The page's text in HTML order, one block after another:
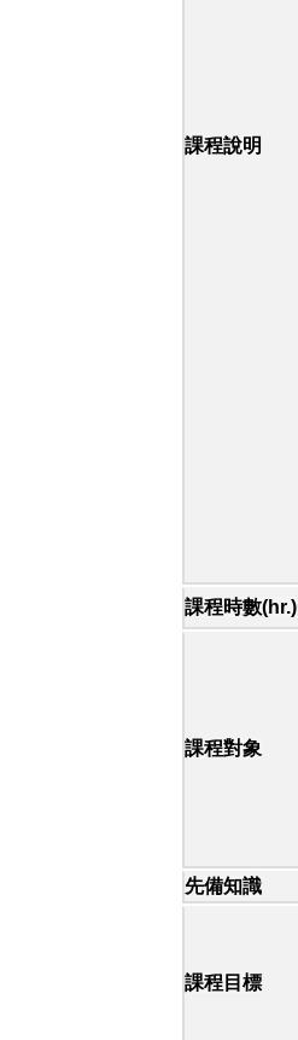
課程說明
課程時數(hr.)
課程對象
先備知識
課程目標